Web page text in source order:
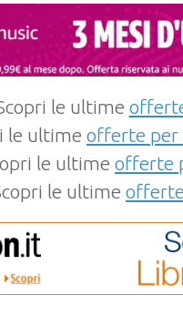
le ultime
le ultime offerte per
le ultime offerte
le ultime